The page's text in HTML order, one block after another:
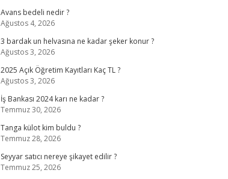
Avans bedeli nedir ?
Ağustos 4, 2026
3 bardak un helvasına ne kadar şeker konur ?
Ağustos 3, 2026
2025 Açık Öğretim Kayıtları Kaç TL ?
Ağustos 3, 2026
İş Bankası 2024 karı ne kadar ?
Temmuz 30, 2026
Tanga külot kim buldu ?
Temmuz 28, 2026
Seyyar satıcı nereye şikayet edilir ?
Temmuz 25, 2026